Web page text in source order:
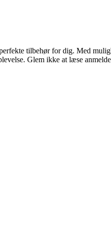
tilbehør for dig. Med
Glem ikke at læse